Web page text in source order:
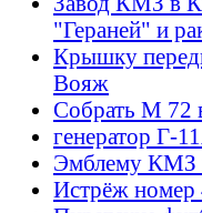
"Гераней" и
Крышку
Вояж
Собрать М 72
генератор Г-
Эмблему КМЗ
Истрёж номер